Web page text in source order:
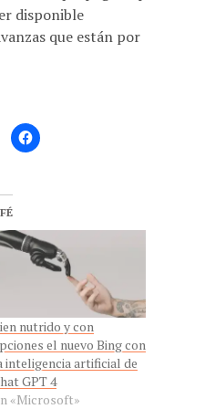
disponible
que están por
nutrido y con
el nuevo Bing con
inteligencia artificial de
GPT 4
«Microsoft»